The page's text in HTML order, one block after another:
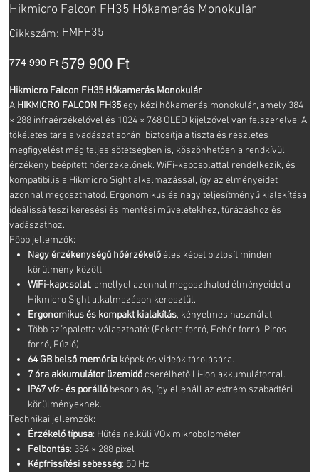
Hikmicro Falcon FH35 Hőkamerás Monokulár
Cikkszám: Cikkszám:
HMFH35
HMFH35
Eredeti
ár
774 990 Ft Akciós
ár
579 900 Ft
Hikmicro Falcon FH35 Hőkamerás Monokulár
A HIKMICRO FALCON FH35egy kézi hőkamerás monokulár, amely 384
× 288 infraérzékelővel és 1024 × 768 OLED kijelzővel van felszerelve. A
tökéletes társ a vadászat során, biztosítja a tiszta és részletes
megfigyelést még teljes sötétségben is, köszönhetően a rendkívül
érzékeny beépített hőérzékelőnek. WiFi-kapcsolattal rendelkezik, és
kompatibilis a Hikmicro Sight alkalmazással, így az élményeidet
azonnal megoszthatod. Ergonomikus és nagy teljesítményű kialakítása
ideálissá teszi keresési és mentési műveletekhez, túrázáshoz és
vadászathoz.
Főbb jellemzők:
Nagy érzékenységű hőérzékelőéles képet biztosít minden
körülmény között.
WiFi-kapcsolat, amellyel azonnal megoszthatod élményeidet a
Hikmicro Sight alkalmazáson keresztül.
Ergonomikus és kompakt kialakítás, kényelmes használat.
Több színpaletta választható: (Fekete forró, Fehér forró, Piros
forró, Fúzió).
64 GB belső memóriaképek és videók tárolására.
7 óra akkumulátor üzemidőcserélhető Li-ion akkumulátorral.
IP67 víz- és porállóbesorolás, így ellenáll az extrém szabadtéri
körülményeknek.
Technikai jellemzők:
Érzékelő típusa: Hűtés nélküli VOx mikrobolométer
Felbontás: 384 × 288 pixel
Képfrissítési sebesség: 50 Hz